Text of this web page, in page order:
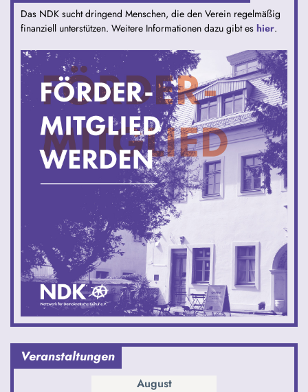
Das NDK sucht dringend Menschen, die den Verein regelmäßig
finanziell unterstützen. Weitere Informationen dazu gibt es hier.
Veranstaltungen
August